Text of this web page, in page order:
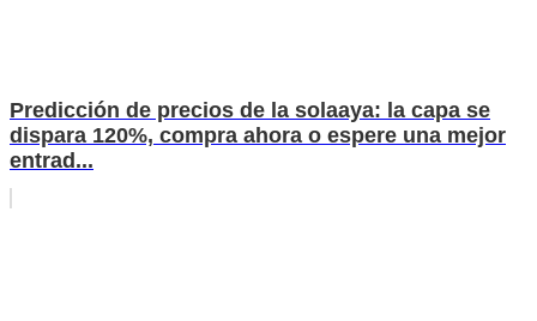
Predicción de precios de la solaaya: la capa se
dispara 120%, compra ahora o espere una mejor
entrad...